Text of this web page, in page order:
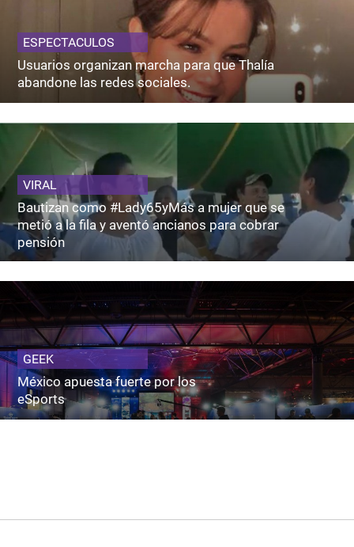
ESPECTACULOS
Usuarios organizan marcha para que Thalía
abandone las redes sociales.
VIRAL
Bautizan como #Lady65yMás a mujer que se
metió a la fila y aventó ancianos para cobrar
pensión
GEEK
México apuesta fuerte por los
eSports